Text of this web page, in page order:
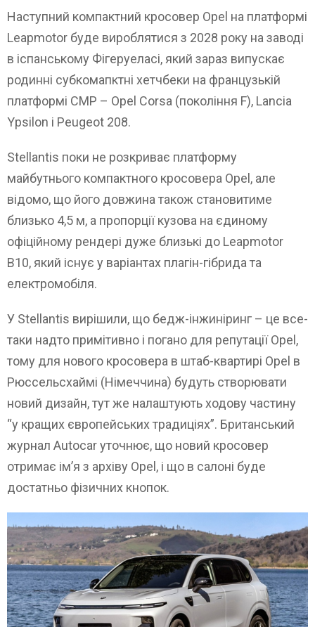
Наступний компактний кросовер Opel на платформі
Leapmotor буде вироблятися з 2028 року на заводі
в іспанському Фігеруеласі, який зараз випускає
родинні субкомапктні хетчбеки на французькій
платформі CMP – Opel Corsa (покоління F), Lancia
Ypsilon і Peugeot 208.
Stellantis поки не розкриває платформу
майбутнього компактного кросовера Opel, але
відомо, що його довжина також становитиме
близько 4,5 м, а пропорції кузова на єдиному
офіційному рендері дуже близькі до Leapmotor
B10, який існує у варіантах плагін-гібрида та
електромобіля.
У Stellantis вирішили, що бедж-інжиніринг – це все-
таки надто примітивно і погано для репутації Opel,
тому для нового кросовера в штаб-квартирі Opel в
Рюссельсхаймі (Німеччина) будуть створювати
новий дизайн, тут же налаштують ходову частину
“у кращих європейських традиціях”. Британський
журнал Autocar уточнює, що новий кросовер
отримає ім’я з архіву Opel, і що в салоні буде
достатньо фізичних кнопок.